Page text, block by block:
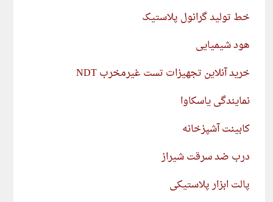
خط تولید گرانول پلاستیک
هود شیمیایی
خرید آنلاین تجهیزات تست غیرمخرب NDT
نمایندگی یاسکاوا
کابینت آشپزخانه
درب ضد سرقت شیراز
پالت ابزار پلاستیکی